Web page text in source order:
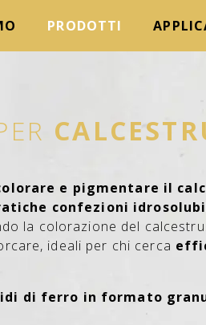
PRODOTTI
e pigmentare il
confezioni
la colorazione del
ideali per chi cerca
di ferro in formato